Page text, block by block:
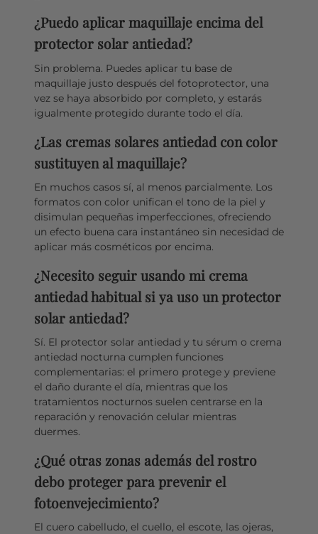
¿Puedo aplicar maquillaje encima del
protector solar antiedad?
Sin problema. Puedes aplicar tu base de
maquillaje justo después del fotoprotector, una
vez se haya absorbido por completo, y estarás
igualmente protegido durante todo el día.
¿Las cremas solares antiedad con color
sustituyen al maquillaje?
En muchos casos sí, al menos parcialmente. Los
formatos con color unifican el tono de la piel y
disimulan pequeñas imperfecciones, ofreciendo
un efecto buena cara instantáneo sin necesidad de
aplicar más cosméticos por encima.
¿Necesito seguir usando mi crema
antiedad habitual si ya uso un protector
solar antiedad?
Sí. El protector solar antiedad y tu sérum o crema
antiedad nocturna cumplen funciones
complementarias: el primero protege y previene
el daño durante el día, mientras que los
tratamientos nocturnos suelen centrarse en la
reparación y renovación celular mientras
duermes.
¿Qué otras zonas además del rostro
debo proteger para prevenir el
fotoenvejecimiento?
El cuero cabelludo, el cuello, el escote, las ojeras,